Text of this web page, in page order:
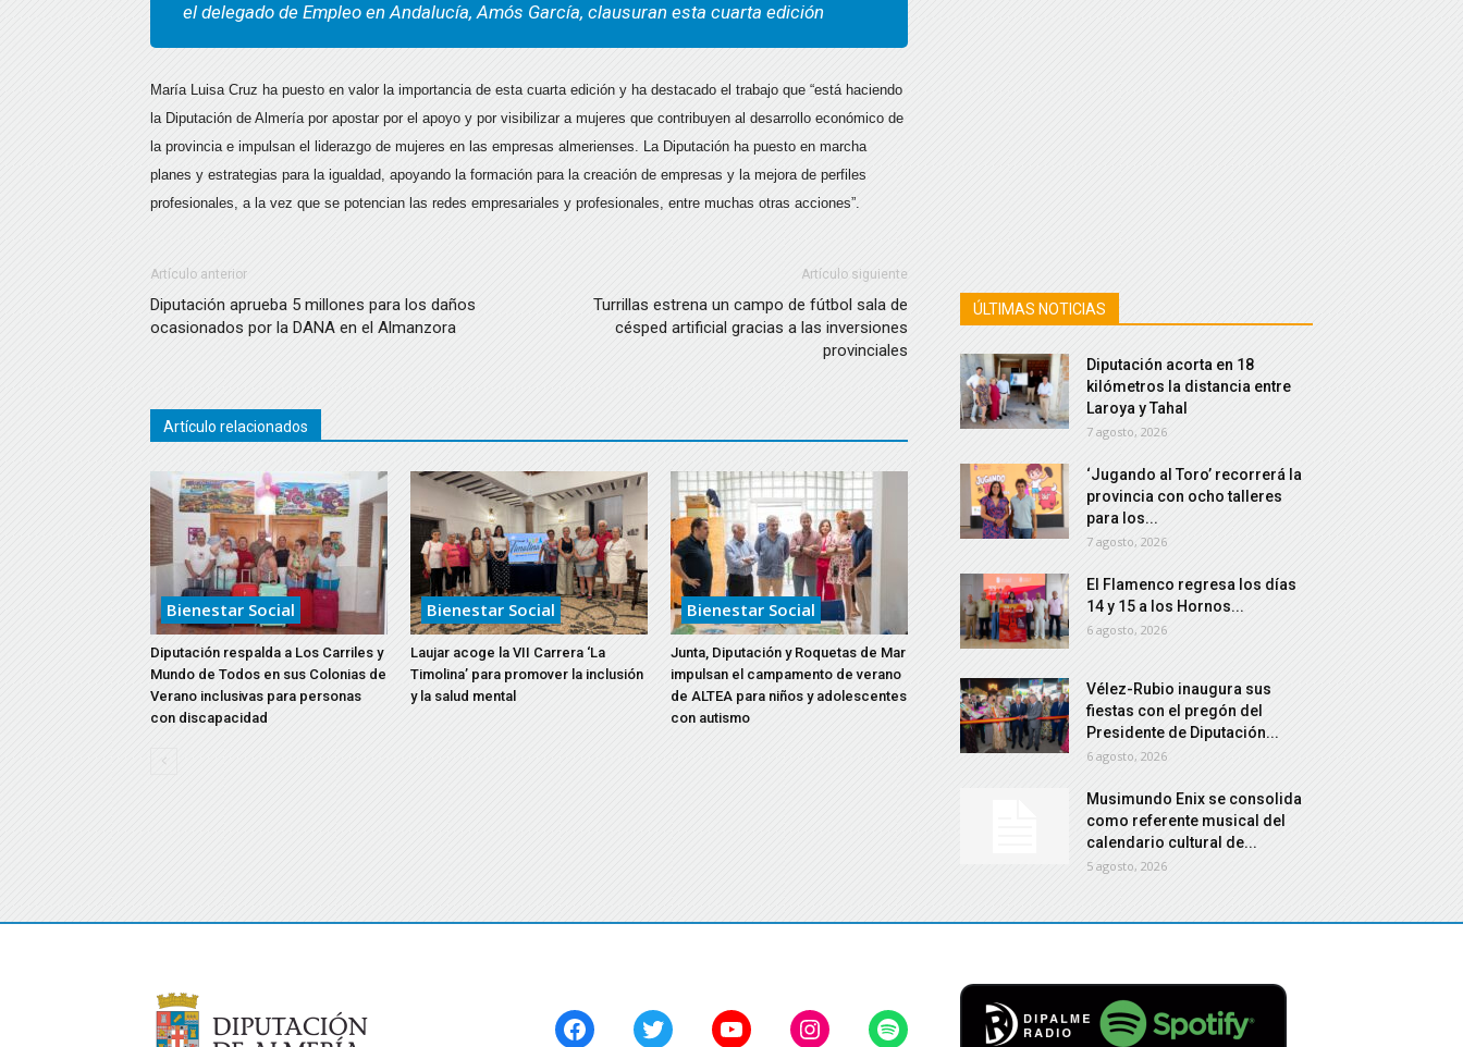
el delegado de Empleo en Andalucía, Amós García, clausuran esta cuarta edición
María Luisa Cruz ha puesto en valor la importancia de esta cuarta edición y ha destacado el trabajo que “está haciendo
la Diputación de Almería por apostar por el apoyo y por visibilizar a mujeres que contribuyen al desarrollo económico de
la provincia e impulsan el liderazgo de mujeres en las empresas almerienses. La Diputación ha puesto en marcha
planes y estrategias para la igualdad, apoyando la formación para la creación de empresas y la mejora de perfiles
profesionales, a la vez que se potencian las redes empresariales y profesionales, entre muchas otras acciones”.
Artículo anterior
Diputación aprueba 5 millones para los daños
ocasionados por la DANA en el Almanzora
Artículo siguiente
Turrillas estrena un campo de fútbol sala de
césped artificial gracias a las inversiones
provinciales
Artículo relacionados
Bienestar Social
Diputación respalda a Los Carriles y
Mundo de Todos en sus Colonias de
Verano inclusivas para personas
con discapacidad
Bienestar Social
Laujar acoge la VII Carrera ‘La
Timolina’ para promover la inclusión
y la salud mental
Bienestar Social
Junta, Diputación y Roquetas de Mar
impulsan el campamento de verano
de ALTEA para niños y adolescentes
con autismo
ÚLTIMAS NOTICIAS
Diputación acorta en 18
kilómetros la distancia entre
Laroya y Tahal
7 agosto, 2026
‘Jugando al Toro’ recorrerá la
provincia con ocho talleres
para los...
7 agosto, 2026
El Flamenco regresa los días
14 y 15 a los Hornos...
6 agosto, 2026
Vélez-Rubio inaugura sus
fiestas con el pregón del
Presidente de Diputación...
6 agosto, 2026
Musimundo Enix se consolida
como referente musical del
calendario cultural de...
5 agosto, 2026
FacebookTwitterYouTubeInstagramSpotify